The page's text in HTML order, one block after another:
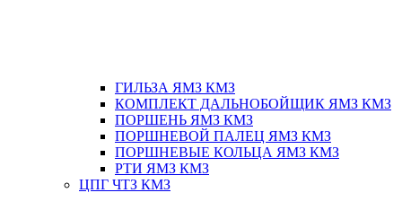
ГИЛЬЗА ЯМЗ КМЗ
КОМПЛЕКТ ДАЛЬНОБОЙЩИК ЯМЗ КМЗ
ПОРШЕНЬ ЯМЗ КМЗ
ПОРШНЕВОЙ ПАЛЕЦ ЯМЗ КМЗ
ПОРШНЕВЫЕ КОЛЬЦА ЯМЗ КМЗ
РТИ ЯМЗ КМЗ
ЦПГ ЧТЗ КМЗ